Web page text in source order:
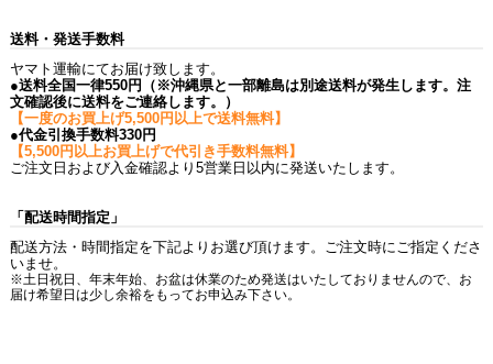
送料・発送手数料
ヤマト運輸にてお届け致します。
●送料全国一律550円（※沖縄県と一部離島は別途送料が発生します。注
文確認後に送料をご連絡します。）
【一度のお買上げ5,500円以上で送料無料】
●代金引換手数料330円
【5,500円以上お買上げで代引き手数料無料】
ご注文日および入金確認より5営業日以内に発送いたします。
「配送時間指定」
配送方法・時間指定を下記よりお選び頂けます。ご注文時にご指定くださ
いませ。
※土日祝日、年末年始、お盆は休業のため発送はいたしておりませんので、お
届け希望日は少し余裕をもってお申込み下さい。